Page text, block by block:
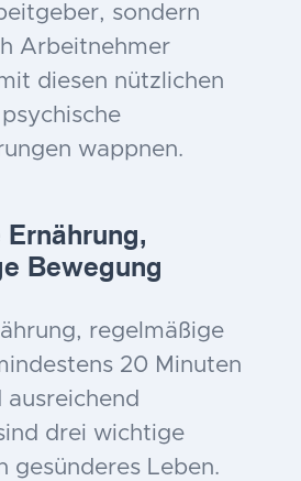
sondern
Arbeitnehmer
diesen nützlichen
wappnen.
Ernährung,
Bewegung
regelmäßige
20 Minuten
drei wichtige
gesünderes Leben.